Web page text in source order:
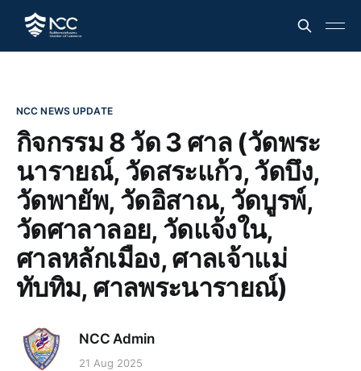
NCC NEWS UPDATE
กิจกรรม 8 วัด 3 ศาล (วัดพระ
นารายณ์, วัดสระแก้ว, วัดบึง,
วัดพายัพ, วัดอิสาณ, วัดบูรพ์,
วัดศาลาลอย, วัดแจ้งใน,
ศาลหลักเมือง, ศาลเจ้าแม่
ทับทิม, ศาลพระนารายณ์)
NCC Admin
21 Aug 2025